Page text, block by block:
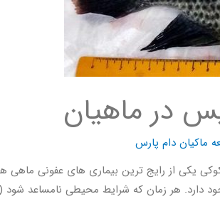
در ماهیان
ماکیان دام پارس
یکی از رایج ترین بیماری های عفونی
دارد. هر زمان که شرایط محیطی نامساعد شود